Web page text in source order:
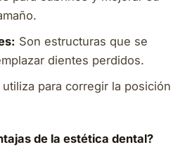
Son estructuras que se
dientes perdidos.
utiliza para corregir la posición
de la estética dental?